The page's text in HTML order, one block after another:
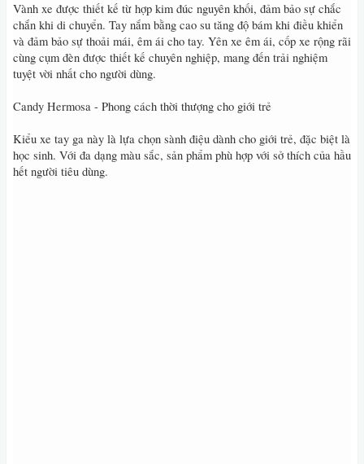
Vành xe được thiết kế từ hợp kim đúc nguyên khối, đảm bảo sự chắc
chắn khi di chuyển. Tay nắm bằng cao su tăng độ bám khi điều khiển
và đảm bảo sự thoải mái, êm ái cho tay. Yên xe êm ái, cốp xe rộng rãi
cùng cụm đèn được thiết kế chuyên nghiệp, mang đến trải nghiệm
tuyệt vời nhất cho người dùng.
Candy Hermosa - Phong cách thời thượng cho giới trẻ
Kiểu xe tay ga này là lựa chọn sành điệu dành cho giới trẻ, đặc biệt là
học sinh. Với đa dạng màu sắc, sản phẩm phù hợp với sở thích của hầu
hết người tiêu dùng.